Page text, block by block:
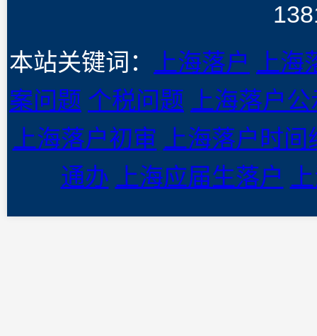
本站关键词：
上海落户
上
案问题 个税问题
上海落户
上海落户初审
上海落户时间
通办
上海应届生落户